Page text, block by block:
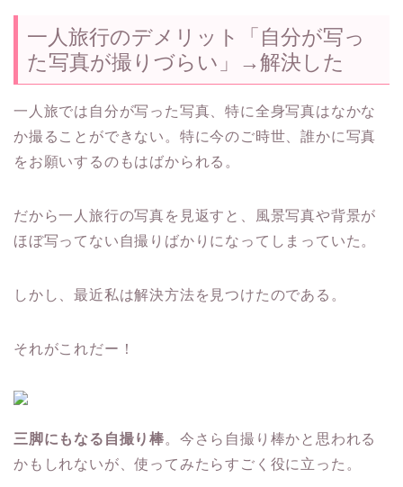
一人旅行のデメリット「自分が写っ
た写真が撮りづらい」→解決した
一人旅では自分が写った写真、特に全身写真はなかな
か撮ることができない。特に今のご時世、誰かに写真
をお願いするのもはばかられる。
だから一人旅行の写真を見返すと、風景写真や背景が
ほぼ写ってない自撮りばかりになってしまっていた。
しかし、最近私は解決方法を見つけたのである。
それがこれだー！
三脚にもなる自撮り棒。今さら自撮り棒かと思われる
かもしれないが、使ってみたらすごく役に立った。